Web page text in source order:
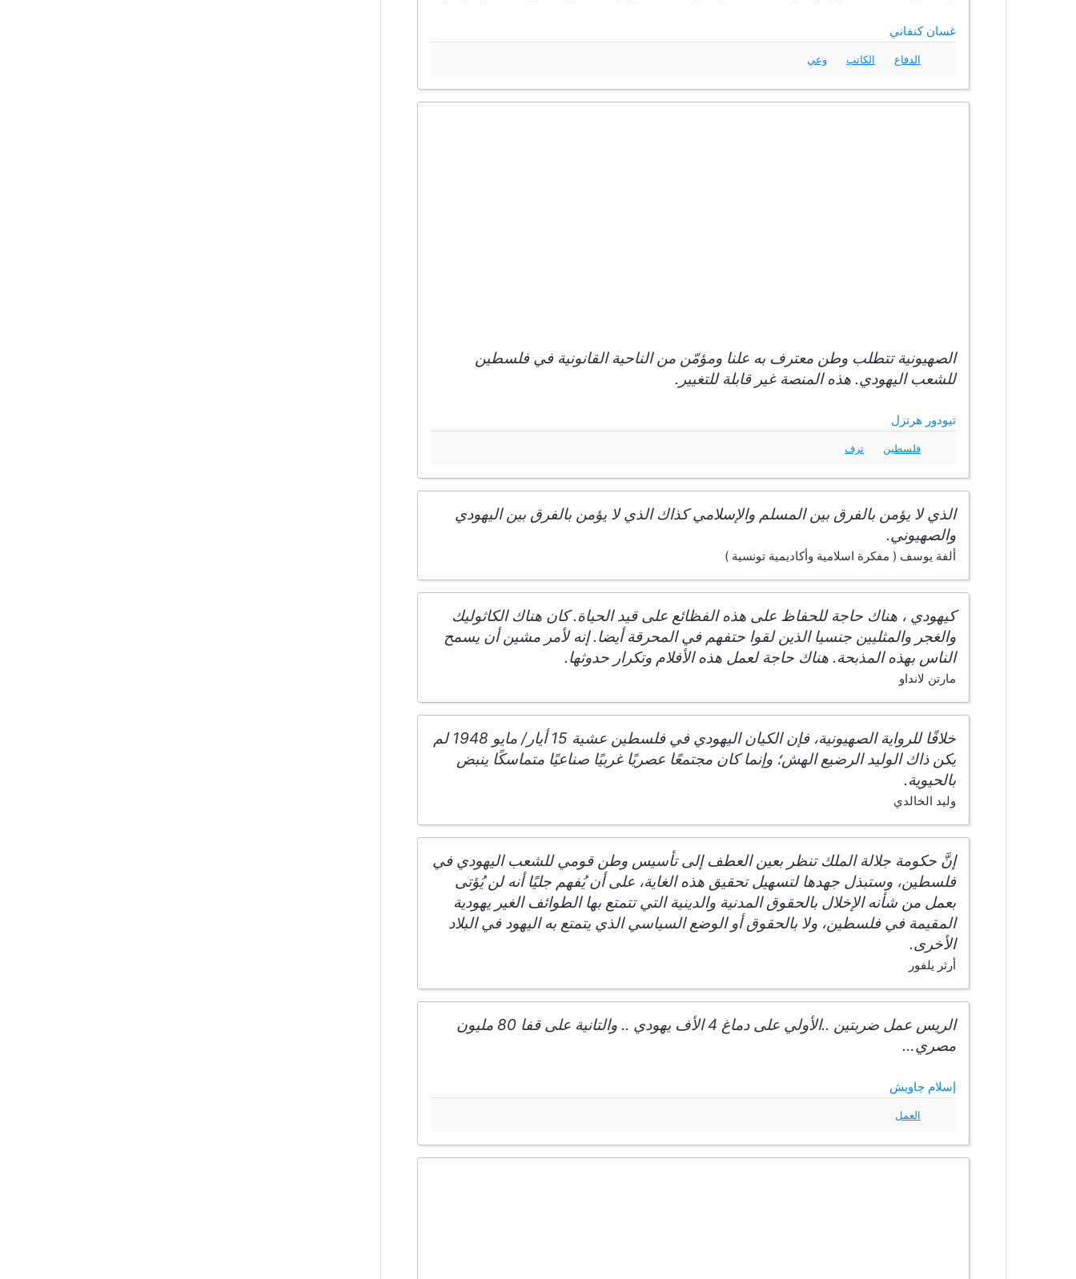
غسان كنفاني
الدفاع الكاتب وعي
الصهيونية تتطلب وطن معترف به علنا ومؤمّن من الناحية القانونية في فلسطين
للشعب اليهودي. هذه المنصة غير قابلة للتغيير.
تيودور هرتزل
فلسطين ترف
الذي لا يؤمن بالفرق بين المسلم والإسلامي كذاك الذي لا يؤمن بالفرق بين اليهودي
والصهيوني.
ألفة يوسف ( مفكرة اسلامية وأكاديمية تونسية )
كيهودي ، هناك حاجة للحفاظ على هذه الفظائع على قيد الحياة. كان هناك الكاثوليك
والغجر والمثليين جنسيا الذين لقوا حتفهم في المحرقة أيضا. إنه لأمر مشين أن يسمح
الناس بهذه المذبحة. هناك حاجة لعمل هذه الأفلام وتكرار حدوثها.
مارتن لانداو
خلافًا للرواية الصهيونية، فإن الكيان اليهودي في فلسطين عشية 15 أيار/ مايو 1948 لم
يكن ذاك الوليد الرضيع الهش؛ وإنما كان مجتمعًا عصريًا غربيًا صناعيًا متماسكًا ينبض
بالحيوية.
وليد الخالدي
إنَّ حكومة جلالة الملك تنظر بعين العطف إلى تأسيس وطن قومي للشعب اليهودي في
فلسطين، وستبذل جهدها لتسهيل تحقيق هذه الغاية، على أن يُفهم جليًا أنه لن يُؤتى
بعمل من شأنه الإخلال بالحقوق المدنية والدينية التي تتمتع بها الطوائف الغير يهودية
المقيمة في فلسطين، ولا بالحقوق أو الوضع السياسي الذي يتمتع به اليهود في البلاد
الأخرى.
أرثر يلفور
الريس عمل ضربتين ..الأولي على دماغ 4 الأف يهودي .. والتانية على قفا 80 مليون
مصري…
إسلام جاويش
العمل